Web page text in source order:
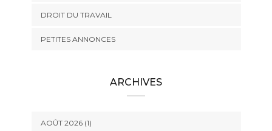
DROIT DU TRAVAIL
PETITES ANNONCES
ARCHIVES
AOÛT 2026 (1)